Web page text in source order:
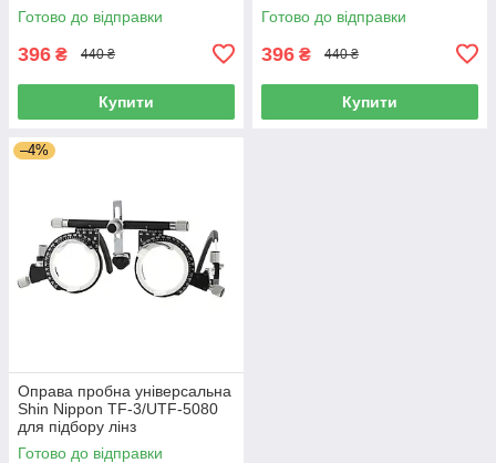
Готово до відправки
396 ₴ 440 ₴
Купити
Готово до відправки
396 ₴ 440 ₴
Купити
–4%
Оправа пробна універсальна
Shin Nippon TF-3/UTF-5080
для підбору лінз
Готово до відправки